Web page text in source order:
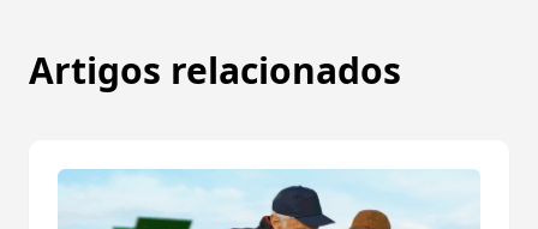
Artigos relacionados